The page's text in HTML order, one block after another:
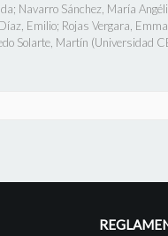
; Navarro Sánchez, María
Emilio; Rojas Vergara,
Solarte, Martín (Universidad